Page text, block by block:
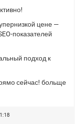
цене —
показателей
подход к
сейчас! больще